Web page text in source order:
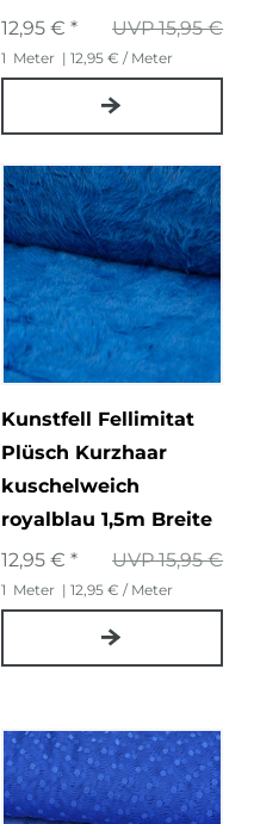
UVP 15,95 €
12,95 € *
1 Meter | 12,95 € / Meter
Kunstfell Fellimitat
Plüsch Kurzhaar
kuschelweich
royalblau 1,5m Breite
UVP 15,95 €
12,95 € *
1 Meter | 12,95 € / Meter